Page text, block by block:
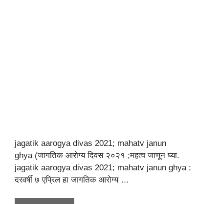
jagatik aarogya divas 2021; mahatv janun
ghya (जागतिक आरोग्य दिवस २०२१ ;महत्व जाणून घ्या.
jagatik aarogya divas 2021; mahatv janun ghya ;
दरवर्षी ७ एप्रिल हा जागतिक आरोग्य …